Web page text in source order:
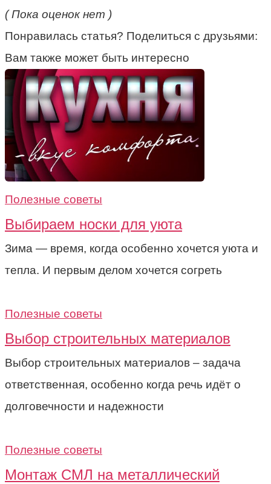
( Пока оценок нет )
Понравилась статья? Поделиться с друзьями:
Вам также может быть интересно
Полезные советы
Выбираем носки для уюта
Зима — время, когда особенно хочется уюта и
тепла. И первым делом хочется согреть
Полезные советы
Выбор строительных материалов
Выбор строительных материалов – задача
ответственная, особенно когда речь идёт о
долговечности и надежности
Полезные советы
Монтаж СМЛ на металлический